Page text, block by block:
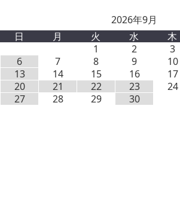
2026年9月
日
月 火 水 木
1
2 3
6
7 8 9 10
13
14 15 16 17
20
21 22 23 24
27
28 29 30